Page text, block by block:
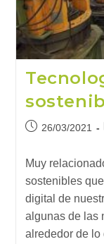
Publicación
entrada:
26/03/2021
Muy
sostenibles
digital de
algunas de las
alrededor de lo